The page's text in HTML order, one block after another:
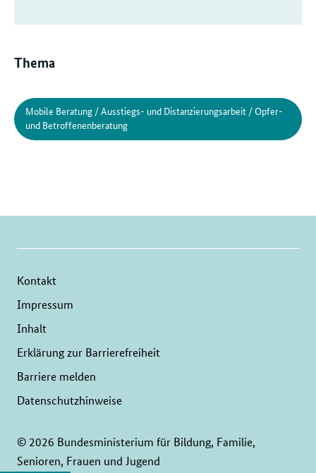
Thema
Mobile Beratung / Ausstiegs- und Distanzierungsarbeit / Opfer-
und Betroffenenberatung
© 2026 Bundesministerium für Bildung, Familie,
Senioren, Frauen und Jugend
Kontakt
Impressum
Inhalt
Erklärung zur Barrierefreiheit
Barriere melden
Datenschutzhinweise